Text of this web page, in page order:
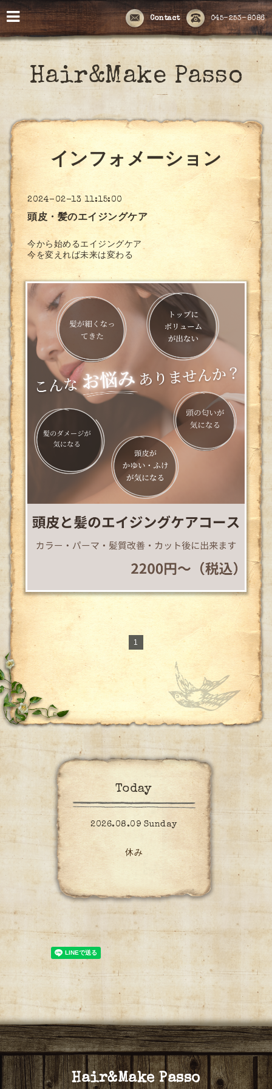
045-253-8086
Contact
Hair&Make Passo
インフォメーション
2024-02-13 11:15:00
頭皮・髪のエイジングケア
今から始めるエイジングケア
今を変えれば未来は変わる
1
Today
2026.08.09 Sunday
休み
Hair&Make Passo